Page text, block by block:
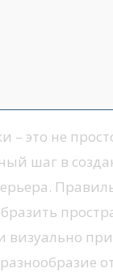
– это не
шаг в
визуально